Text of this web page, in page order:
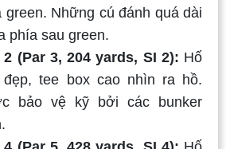
green. Những cú đánh quá dài
phía sau green.
2 (Par 3, 204 yards, SI 2): Hố
đẹp, tee box cao nhìn ra hồ.
bảo vệ kỹ bởi các bunker